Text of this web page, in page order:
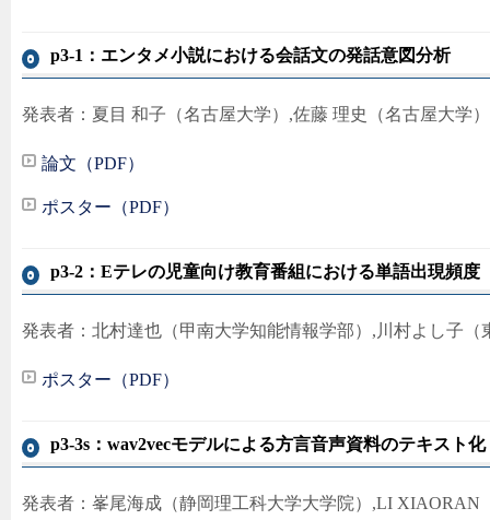
p3-1：エンタメ小説における会話文の発話意図分析
発表者：夏目 和子（名古屋大学）,佐藤 理史（名古屋大学）
論文（PDF）
ポスター（PDF）
p3-2：Eテレの児童向け教育番組における単語出現頻度
発表者：北村達也（甲南大学知能情報学部）,川村よし子（
ポスター（PDF）
p3-3s：wav2vecモデルによる方言音声資料のテキスト化
発表者：峯尾海成（静岡理工科大学大学院）,LI XIAORAN